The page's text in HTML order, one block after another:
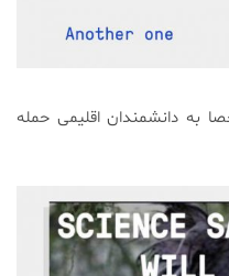
به دانشمندان اقلیمی حمله